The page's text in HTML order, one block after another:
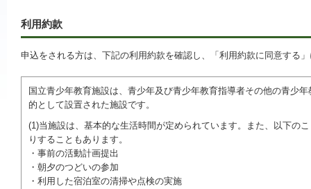
利用約款
申込をされる方は、下記の利用約款を確認し、「利用約款に同意する
国立青少年教育施設は、青少年及び青少年教育指導者その他の青少
的として設置された施設です。
(1)当施設は、基本的な生活時間が定められています。また、以下の
りすることもあります。
・事前の活動計画提出
・朝夕のつどいの参加
・利用した宿泊室の清掃や点検の実施